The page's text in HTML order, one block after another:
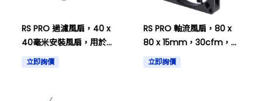
RS PRO 過濾風扇，40 x
40毫米安裝風扇，用於
40mm風扇 PUR 737-
4052。
立即詢價
RS PRO 軸流風扇，80 x
80 x 15mm，30cfm，
2.3W，12 V 直流 541-
5025
立即詢價